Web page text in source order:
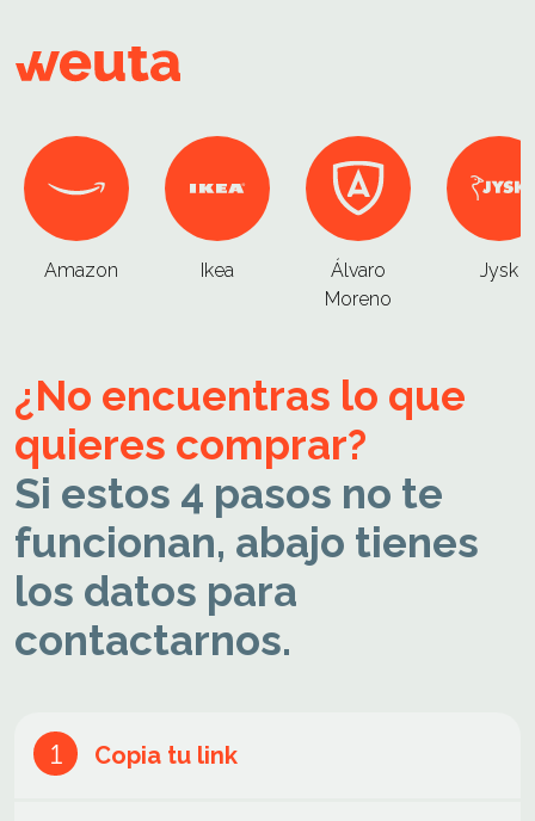
Amazon Ikea
Álvaro
Moreno
Jysk
¿No encuentras lo que
quieres comprar?
Si estos 4 pasos no te
funcionan, abajo tienes
los datos para
contactarnos.
1 Copia tu link